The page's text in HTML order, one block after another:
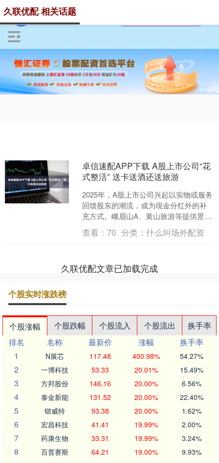
久联优配 相关话题
卓信速配APP下载 A股上市公司“花
式整活” 送卡送酒还送旅游
2025年，A股上市公司兴起以实物或服务
回馈股东的潮流，成为现金分红外的补
充方式。峨眉山A、黄山旅游等提供景区
门票免费等。这类回馈不仅能增强股东
获得感，还可能形....
查看：70 分类：什么叫场外配资
久联优配文章已加载完成
个股实时涨跌榜
个股涨幅 个股跌幅 个股流入 个股流出
换手率
排名
名称 最新价 涨幅
换手率
1
N展芯 117.48 400.98% 54.27%
2 一博科技 53.33 20.01% 15.49%
3 方邦股份 146.16 20.00% 6.56%
4 泰金新能 131.52 20.00% 22.40%
5 锴威特 93.38 20.00% 1.62%
6 宏昌科技 41.41 19.99% 2.00%
7 药康生物 33.31 19.99% 3.24%
8 百普赛斯 64.21 19.00% 9.93%